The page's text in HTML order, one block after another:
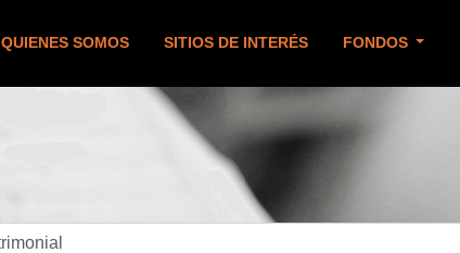
QUIENES SOMOS SITIOS DE INTERÉS FONDOS